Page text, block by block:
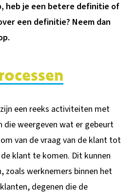
heb je een betere definitie of
een definitie? Neem dan
een reeks activiteiten met
weergeven wat er gebeurt
van de vraag van de klant tot
klant te komen. Dit kunnen
zoals werknemers binnen het
degenen die de